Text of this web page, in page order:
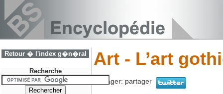
Retour � l'index g�n�ral
Recherche
Art - L’art
Partager: partager